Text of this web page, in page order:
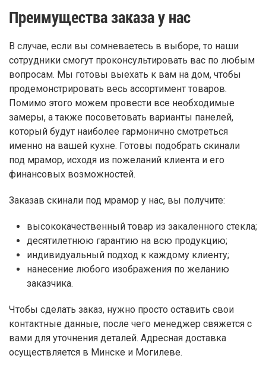
Преимущества заказа у нас
В случае, если вы сомневаетесь в выборе, то наши
сотрудники смогут проконсультировать вас по любым
вопросам. Мы готовы выехать к вам на дом, чтобы
продемонстрировать весь ассортимент товаров.
Помимо этого можем провести все необходимые
замеры, а также посоветовать варианты панелей,
который будут наиболее гармонично смотреться
именно на вашей кухне. Готовы подобрать скинали
под мрамор, исходя из пожеланий клиента и его
финансовых возможностей.
Заказав скинали под мрамор у нас, вы получите:
высококачественный товар из закаленного стекла;
десятилетнюю гарантию на всю продукцию;
индивидуальный подход к каждому клиенту;
нанесение любого изображения по желанию
заказчика.
Чтобы сделать заказ, нужно просто оставить свои
контактные данные, после чего менеджер свяжется с
вами для уточнения деталей. Адресная доставка
осуществляется в Минске и Могилеве.